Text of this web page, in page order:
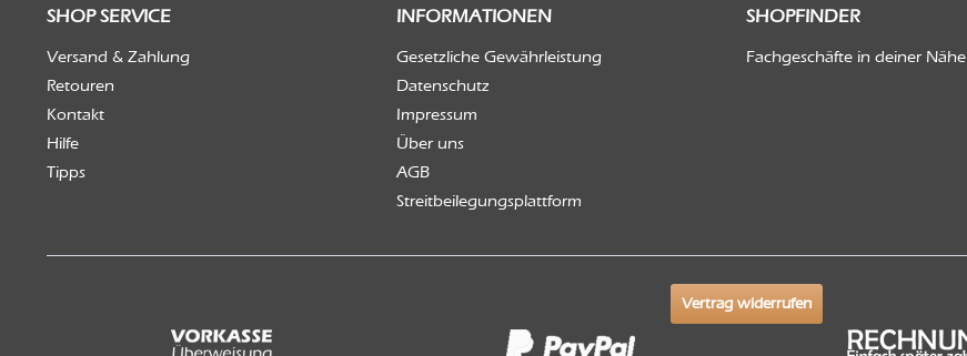
SHOP SERVICE
Versand & Zahlung
Retouren
Kontakt
Hilfe
Tipps
INFORMATIONEN
Gesetzliche Gewährleistung
Datenschutz
Impressum
Über uns
AGB
Streitbeilegungsplattform
SHOPFINDER
Fachgeschäfte in deiner Nähe
Vertrag widerrufen